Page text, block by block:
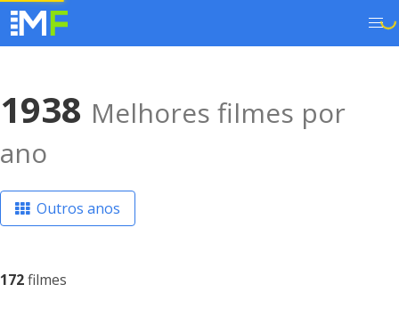
1938 Melhores filmes por
ano
Outros anos
172filmes